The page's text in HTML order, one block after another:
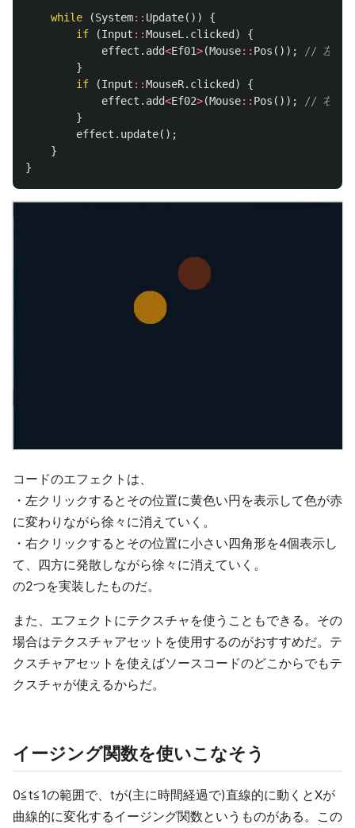
while (System:: Update())
{
if
(Input ::MouseL . clicked )
{
effect . add<Ef01>(Mouse:: Pos ());
// 左クリ
}
if
(Input ::MouseR. clicked )
{
effect . add<Ef02>(Mouse:: Pos ());
// 右クリ
}
effect . update();
}
}
コードのエフェクトは、
・左クリックするとその位置に黄色い円を表示して色が赤
に変わりながら徐々に消えていく。
・右クリックするとその位置に小さい四角形を4個表示し
て、四方に発散しながら徐々に消えていく。
の2つを実装したものだ。
また、エフェクトにテクスチャを使うこともできる。その
場合はテクスチャアセットを使用するのがおすすめだ。テ
クスチャアセットを使えばソースコードのどこからでもテ
クスチャが使えるからだ。
イージング関数を使いこなそう
0≦t≦1の範囲で、tが(主に時間経過で)直線的に動くとXが
曲線的に変化するイージング関数というものがある。この